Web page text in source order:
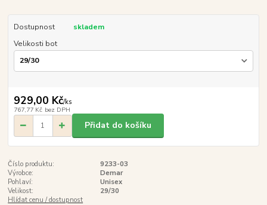
Dostupnost
skladem
Velikosti bot
929,00 Kč/ks
767,77 Kč bez DPH
Přidat do košíku
Číslo produktu:
9233-03
Výrobce:
Demar
Pohlaví:
Unisex
Velikost:
29/30
Hlídat cenu / dostupnost